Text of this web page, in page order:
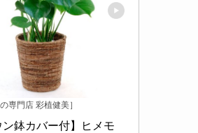
専門店 彩植健美］
ン鉢カバー付】ヒメモ